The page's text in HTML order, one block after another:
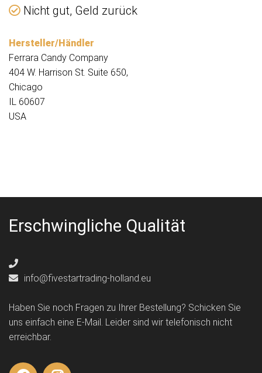
Nicht gut, Geld zurück
Hersteller/Händler
Ferrara Candy Company
404 W. Harrison St. Suite 650,
Chicago
IL 60607
USA
Erschwingliche Qualität
info@fivestartrading-holland.eu
Haben Sie noch Fragen zu Ihrer Bestellung? Schicken Sie
uns einfach eine E-Mail. Leider sind wir telefonisch nicht
erreichbar.